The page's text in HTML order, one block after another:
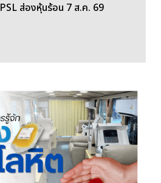
PSL ส่องหุ้นร้อน 7 ส.ค. 69